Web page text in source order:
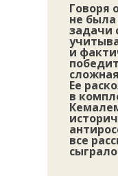
Говоря
не
задачи
и
Ее
в
все